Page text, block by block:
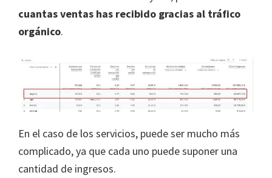
cuantas ventas has recibido gracias al tráfico
orgánico.
En el caso de los servicios, puede ser mucho más
complicado, ya que cada uno puede suponer una
cantidad de ingresos.